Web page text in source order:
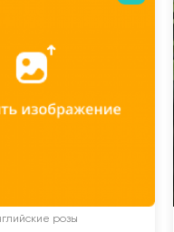
розы